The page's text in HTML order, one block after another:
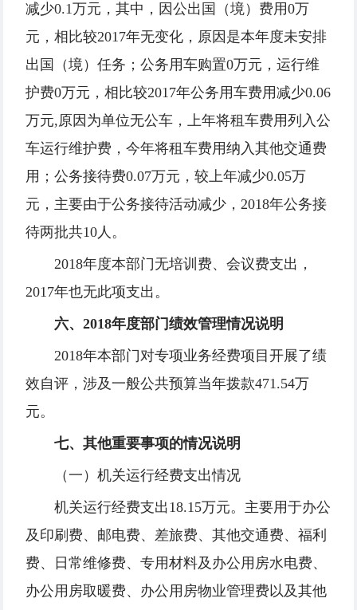
减少0.1万元，其中，因公出国（境）费用0万
元，相比较2017年无变化，原因是本年度未安排
出国（境）任务；公务用车购置0万元，运行维
护费0万元，相比较2017年公务用车费用减少0.06
万元,原因为单位无公车，上年将租车费用列入公
车运行维护费，今年将租车费用纳入其他交通费
用；公务接待费0.07万元，较上年减少0.05万
元，主要由于公务接待活动减少，2018年公务接
待两批共10人。
2018年度本部门无培训费、会议费支出，
2017年也无此项支出。
六、2018年度部门绩效管理情况说明
2018年本部门对专项业务经费项目开展了绩
效自评，涉及一般公共预算当年拨款471.54万
元。
七、其他重要事项的情况说明
（一）机关运行经费支出情况
机关运行经费支出18.15万元。主要用于办公
及印刷费、邮电费、差旅费、其他交通费、福利
费、日常维修费、专用材料及办公用房水电费、
办公用房取暖费、办公用房物业管理费以及其他